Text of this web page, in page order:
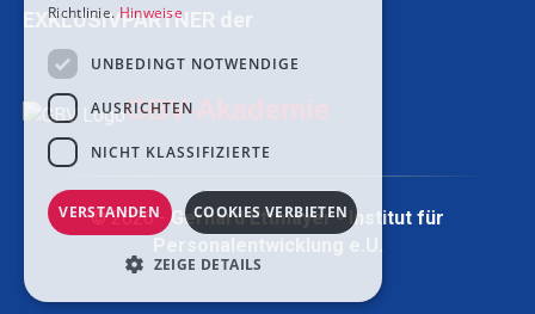
EXKLUSIVPARTNER der
GBV-Akademie
© 2026 -Gerhard Ettmayer - Institut für
Personalentwicklung e.U.
Richtlinie.Hinweise
UNBEDINGT NOTWENDIGE
AUSRICHTEN
NICHT KLASSIFIZIERTE
VERSTANDEN COOKIES VERBIETEN
ZEIGE DETAILS